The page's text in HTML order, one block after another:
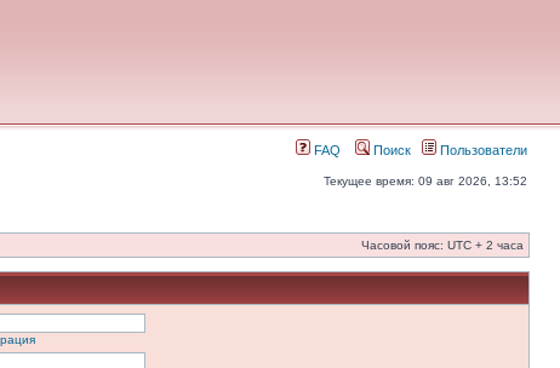
FAQ Поиск Пользователи
Текущее время: 09 авг 2026, 13:52
Часовой пояс: UTC + 2 часа